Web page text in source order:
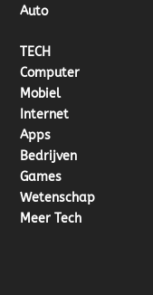
Auto
TECH
Computer
Mobiel
Internet
Apps
Bedrijven
Games
Wetenschap
Meer Tech